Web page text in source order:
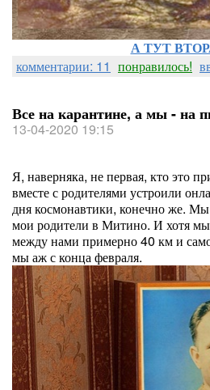
А ТУТ
комментарии: 11 понравилось!
Все на карантине, а мы - на
13-04-2020 19:15
Я, наверняка, не первая, кто это
вместе с родителями устроили
дня космонавтики, конечно же.
мои родители в Митино. И хотя
между нами примерно 40 км и
мы аж с конца февраля.